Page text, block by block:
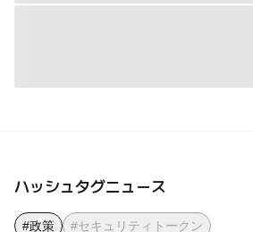
ハッシュタグニュース
#政策 #セキュリティトークン